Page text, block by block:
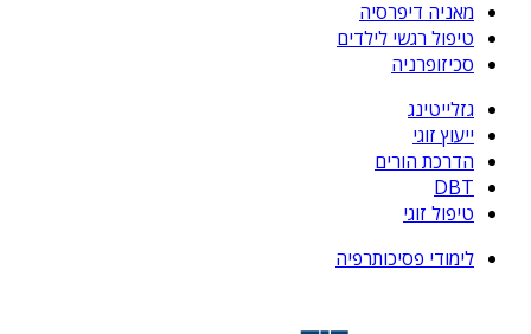
מאניה דיפרסיה
טיפול רגשי לילדים
סכיזופרניה
גזלייטינג
ייעוץ זוגי
הדרכת הורים
DBT
טיפול זוגי
לימודי פסיכותרפיה